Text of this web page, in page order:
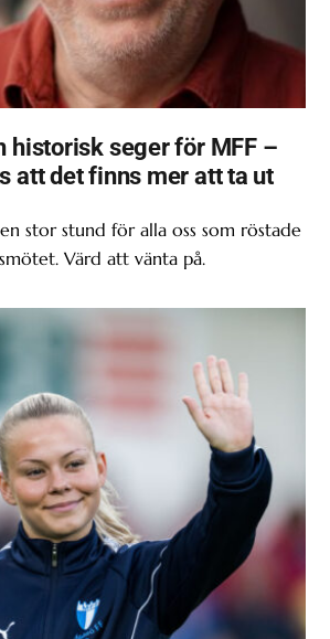
historisk seger för MFF –
att det finns mer att ta ut
en stor stund för alla oss som röstade
Värd att vänta på.